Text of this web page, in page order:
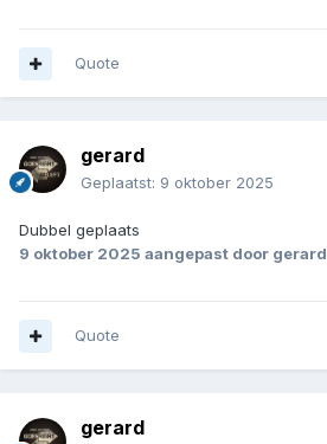
Quote
gerard
Geplaatst: 9 oktober 2025
Dubbel geplaats
9 oktober 2025 aangepast door gerard
Quote
gerard